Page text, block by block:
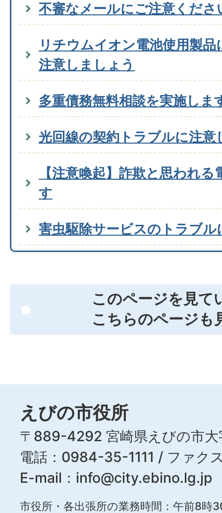
不審なメールにご注意くださ
リチウムイオン電池使用製
注意しましょう
多重債務無料相談を実施しま
光回線の契約トラブルに注意
【注意喚起】詐欺と思われ
す
害虫駆除サービスのトラブ
このページを見て
こちらのページも
えびの市役所
〒889-4292 宮崎県えびの市大
電話：0984-35-1111 / ファ
E-mail： info@city.ebino.lg.jp
市役所・各出張所の業務時間：午前8時